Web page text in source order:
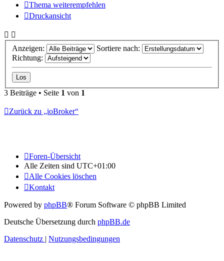
Thema weiterempfehlen
Druckansicht
Anzeigen:
Sortiere nach:
Richtung:
3 Beiträge • Seite 1 von 1
Zurück zu „ioBroker“
Foren-Übersicht
Alle Zeiten sind UTC+01:00
Alle Cookies löschen
Kontakt
Powered by phpBB® Forum Software © phpBB Limited
Deutsche Übersetzung durch phpBB.de
Datenschutz | Nutzungsbedingungen